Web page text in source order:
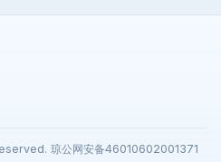
琼公网安备46010602001371